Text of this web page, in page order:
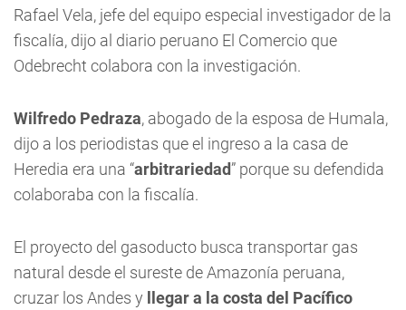
Rafael Vela, jefe del equipo especial investigador de la
fiscalía, dijo al diario peruano El Comercio que
Odebrecht colabora con la investigación.
Wilfredo Pedraza, abogado de la esposa de Humala,
dijo a los periodistas que el ingreso a la casa de
Heredia era una “arbitrariedad” porque su defendida
colaboraba con la fiscalía.
El proyecto del gasoducto busca transportar gas
natural desde el sureste de Amazonía peruana,
cruzar los Andes y llegar a la costa del Pacífico